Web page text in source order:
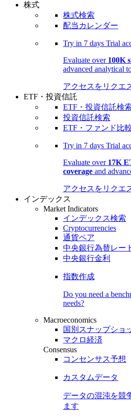
株式
株式検索
配当カレンダー
Try in 7 days Trial
Evaluate over 100K
advanced analytical
アクセスをリクエ
ETF・投資信託
ETF・投資信託検
投資信託検索
ETF・ファンド比
Try in 7 days Trial
Evaluate over 17K
coverage and
アクセスをリクエ
インデックス
Market Indicators
インデックス検索
Cryptocurrencies
通貨ペア
中央銀行為替レー
中央銀行金利
指数作成
Do you need a
needs?
Macroeconomics
国別スナップショ
マクロ経済
Consensus
コンセンサス予想
カスタムデータ
データの混沌を競
ます